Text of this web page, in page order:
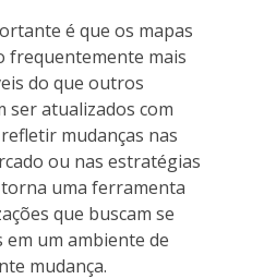
é que os mapas
frequentemente mais
do que outros
ser atualizados com
mudanças nas
ou nas estratégias
uma ferramenta
que buscam se
um ambiente de
mudança.